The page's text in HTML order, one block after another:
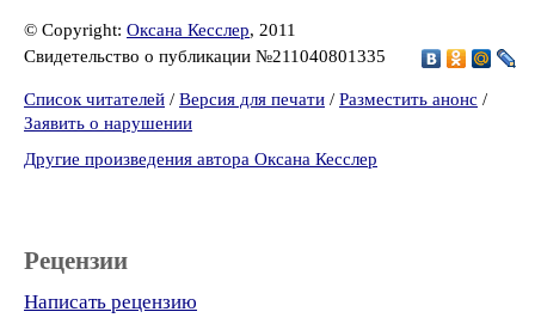
© Copyright: Оксана Кесслер, 2011
Свидетельство о публикации №211040801335
Список читателей / Версия для печати / Разместить анонс /
Заявить о нарушении
Другие произведения автора Оксана Кесслер
Рецензии
Написать рецензию